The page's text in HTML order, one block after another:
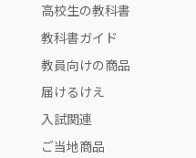
高校生の教科書
教科書ガイド
教員向けの商品
届けるけえ
入試関連
ご当地商品